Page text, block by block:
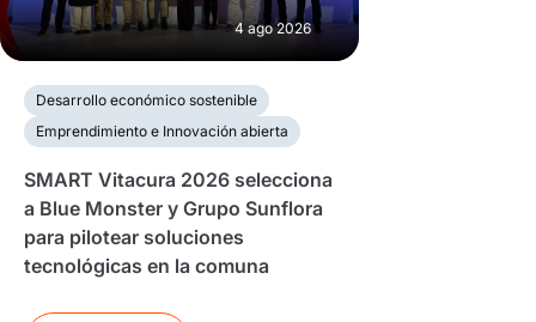
4 ago 2026
Desarrollo económico sostenible
Emprendimiento e Innovación abierta
SMART Vitacura 2026 selecciona
a Blue Monster y Grupo Sunflora
para pilotear soluciones
tecnológicas en la comuna